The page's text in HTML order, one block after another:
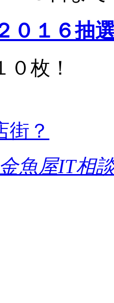
０１６抽
枚！
街？
金魚屋IT相